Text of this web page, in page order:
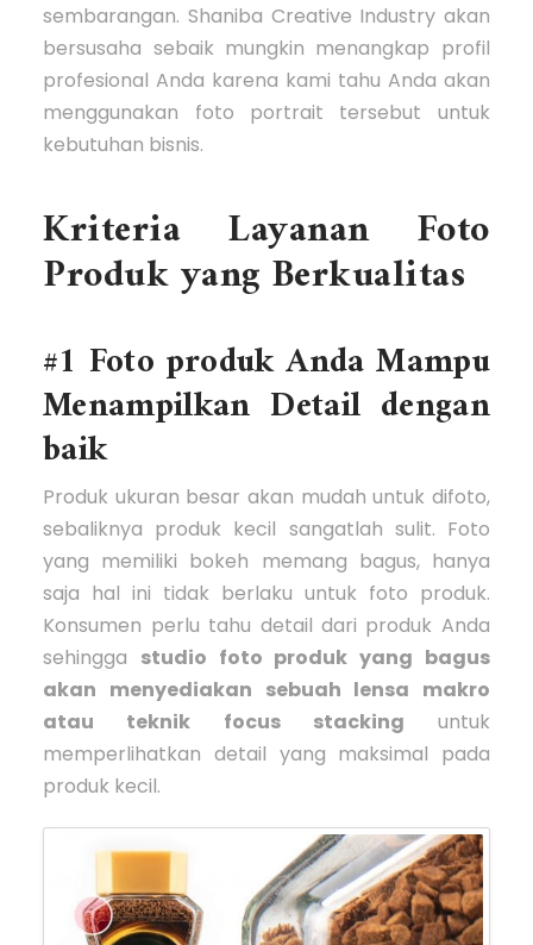
sembarangan. Shaniba Creative Industry akan
bersusaha sebaik mungkin menangkap profil
profesional Anda karena kami tahu Anda akan
menggunakan foto portrait tersebut untuk
kebutuhan bisnis.
Kriteria Layanan Foto
Produk yang Berkualitas
#1 Foto produk Anda Mampu
Menampilkan Detail dengan
baik
Produk ukuran besar akan mudah untuk difoto,
sebaliknya produk kecil sangatlah sulit. Foto
yang memiliki bokeh memang bagus, hanya
saja hal ini tidak berlaku untuk foto produk.
Konsumen perlu tahu detail dari produk Anda
sehingga studio foto produk yang bagus
akan menyediakan sebuah lensa makro
atau teknik focus stacking untuk
memperlihatkan detail yang maksimal pada
produk kecil.